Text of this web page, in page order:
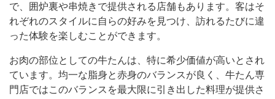
で、囲炉裏や串焼きで提供される店舗もあります。客はそ
れぞれのスタイルに自らの好みを見つけ、訪れるたびに違
った体験を楽しむことができます。
お肉の部位としての牛たんは、特に希少価値が高いとされ
ています。均一な脂身と赤身のバランスが良く、牛たん専
門店ではこのバランスを最大限に引き出した料理が提供さ